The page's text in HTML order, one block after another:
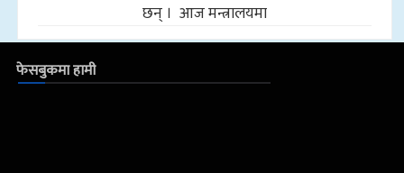
छन् । आज मन्त्रालयमा
फेसबुकमा हामी